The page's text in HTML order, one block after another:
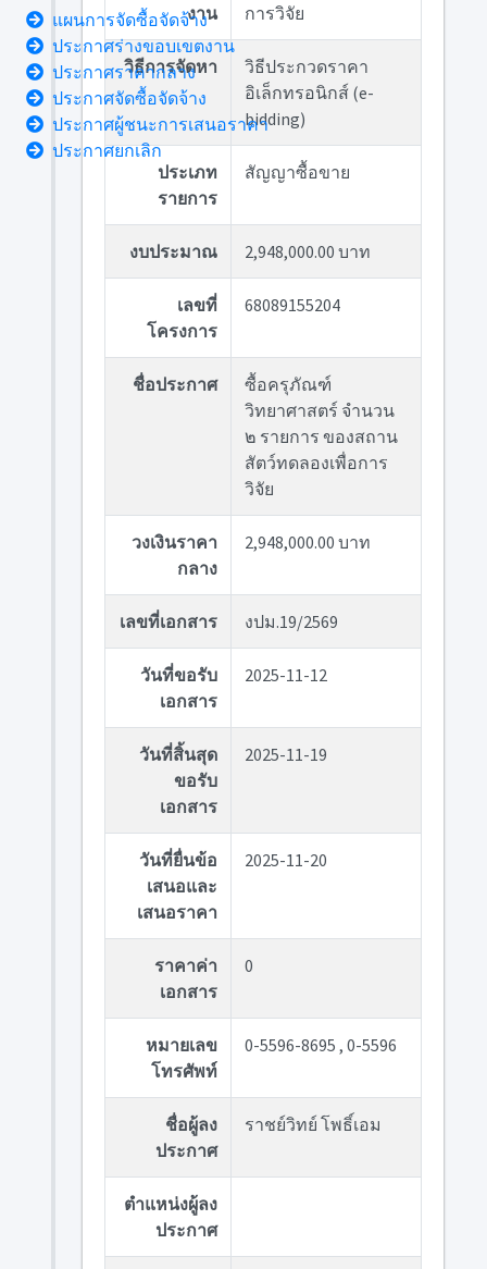
งาน การวิจัย
วิธีการจัดหา
วิธีประกวดราคา
อิเล็กทรอนิกส์ (e-
bidding)
ประเภท
รายการ
สัญญาซื้อขาย
งบประมาณ 2,948,000.00 บาท
เลขที่
โครงการ
68089155204
ชื่อประกาศ
ซื้อครุภัณฑ์
วิทยาศาสตร์ จำนวน
๒ รายการ ของสถาน
สัตว์ทดลองเพื่อการ
วิจัย
วงเงินราคา
กลาง
2,948,000.00 บาท
เลขที่เอกสาร งปม.19/2569
วันที่ขอรับ
เอกสาร
2025-11-12
วันที่สิ้นสุด
ขอรับ
เอกสาร
2025-11-19
วันที่ยื่นข้อ
เสนอและ
เสนอราคา
2025-11-20
ราคาค่า
เอกสาร
0
หมายเลข
โทรศัพท์
0-5596-8695 , 0-5596
ชื่อผู้ลง
ประกาศ
ราชย์วิทย์ โพธิ์เอม
ตำแหน่งผู้ลง
ประกาศ
แผนการจัดซื้อจัดจ้าง
ประกาศร่างขอบเขตงาน
ประกาศราคากลาง
ประกาศจัดซื้อจัดจ้าง
ประกาศผู้ชนะการเสนอราคา
ประกาศยกเลิก